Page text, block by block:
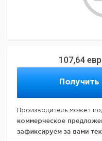
107,64
Производитель может
коммерческое
зафиксируем за вами